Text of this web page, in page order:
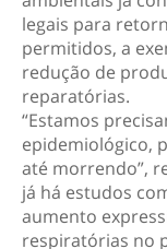
legais para
permitidos, a
redução de
reparatórias.
“Estamos
epidemiológico,
até morrendo”,
já há estudos
aumento
respiratórias no